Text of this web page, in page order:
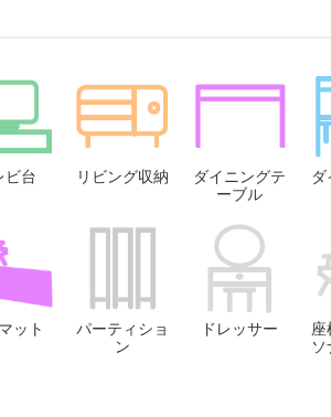
ビ台 リビング収納
ダイニングテ
ーブル
ット
パーティショ
ン
ドレッサー
座